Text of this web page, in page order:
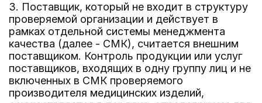
3. Поставщик, который не входит в структуру
проверяемой организации и действует в
рамках отдельной системы менеджмента
качества (далее - СМК), считается внешним
поставщиком. Контроль продукции или услуг
поставщиков, входящих в одну группу лиц и не
включенных в СМК проверяемого
производителя медицинских изделий,